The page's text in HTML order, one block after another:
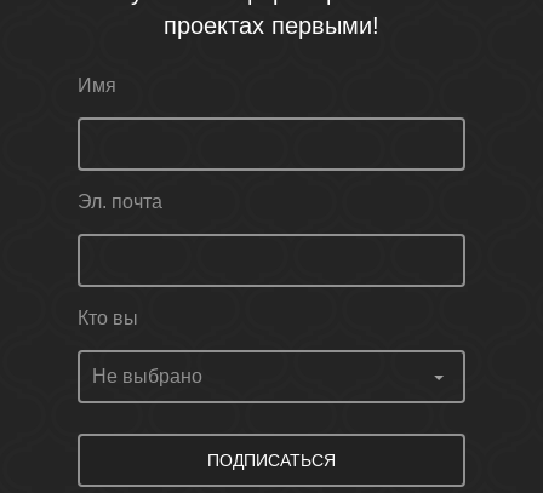
проектах первыми!
Имя
Эл. почта
Кто вы
ПОДПИСАТЬСЯ